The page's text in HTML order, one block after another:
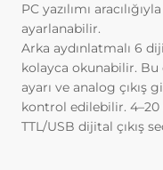
Yazılım
PC yazılımı
ayarlanabilir.
Arka aydınlatmalı 6
kolayca okunabilir. Bu
ayarı ve analog
kontrol edilebilir. 4–20
TTL/USB dijital çıkış
yardımcı olur.
ziyaretinizde
bir kullanım
İnternet
başlıca amaçları
İnternet